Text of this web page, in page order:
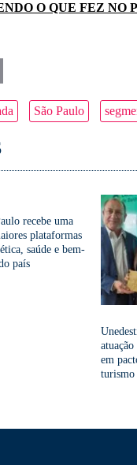
O QUE FEZ NO
São Paulo
recebe uma
plataformas
saúde e bem-
país
em
turismo